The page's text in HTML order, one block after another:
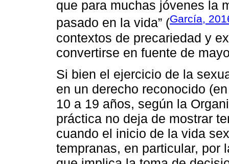
que para muchas jóvenes la
pasado en la vida” (García,
contextos de precariedad y
convertirse en fuente de
Si bien el ejercicio de la
en un derecho reconocido
10 a 19 años, según la
práctica no deja de mostrar
cuando el inicio de la vida
tempranas, en particular, por